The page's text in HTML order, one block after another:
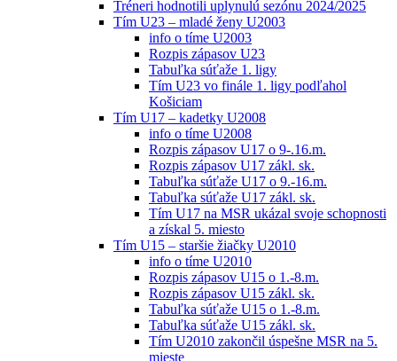
Tréneri hodnotili uplynulú sezónu 2024/2025
Tím U23 – mladé ženy U2003
info o tíme U2003
Rozpis zápasov U23
Tabuľka súťaže 1. ligy
Tím U23 vo finále 1. ligy podľahol
Košiciam
Tím U17 – kadetky U2008
info o tíme U2008
Rozpis zápasov U17 o 9-.16.m.
Rozpis zápasov U17 zákl. sk.
Tabuľka súťaže U17 o 9.-16.m.
Tabuľka súťaže U17 zákl. sk.
Tím U17 na MSR ukázal svoje schopnosti
a získal 5. miesto
Tím U15 – staršie žiačky U2010
info o tíme U2010
Rozpis zápasov U15 o 1.-8.m.
Rozpis zápasov U15 zákl. sk.
Tabuľka súťaže U15 o 1.-8.m.
Tabuľka súťaže U15 zákl. sk.
Tím U2010 zakončil úspešne MSR na 5.
mieste